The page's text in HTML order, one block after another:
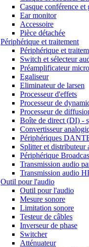
Casque conférence et
Ear monitor
Accessoire
Pièce détachée
Périphérique et traitement
Périphérique et
Switch et sélecteur
Préamplificateur
Egaliseur
Eliminateur de larsen
Processeur d'effets
Processeur de
Processeur de
Boîte de direct (DI) -
Convertisseur
Périphériques
Splitter et distributeur
Périphérique
Transmission audio
Transmission audio
Outil pour l'audio
Outil pour l'audio
Mesure sonore
Limitation sonore
Testeur de câbles
Inverseur de phase
Switcher
Atténuateur